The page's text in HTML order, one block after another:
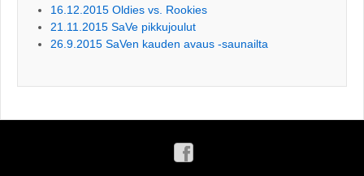
16.12.2015 Oldies vs. Rookies
21.11.2015 SaVe pikkujoulut
26.9.2015 SaVen kauden avaus -saunailta